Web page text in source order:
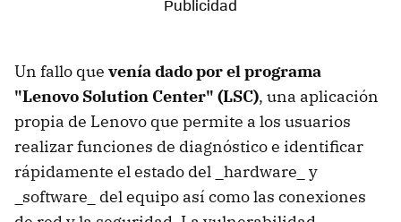
Un fallo que venía dado por el programa
"Lenovo Solution Center" (LSC), una aplicación
propia de Lenovo que permite a los usuarios
realizar funciones de diagnóstico e identificar
rápidamente el estado del _hardware_ y
_software_ del equipo así como las conexiones